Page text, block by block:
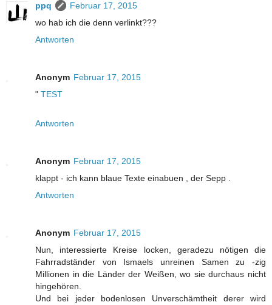
ppq
Februar 17, 2015
wo hab ich die denn verlinkt???
Antworten
Anonym Februar 17, 2015
" TEST
Antworten
Anonym Februar 17, 2015
klappt - ich kann blaue Texte einabuen , der Sepp .
Antworten
Anonym Februar 17, 2015
Nun, interessierte Kreise locken, geradezu nötigen die
Fahrradständer von Ismaels unreinen Samen zu -zig
Millionen in die Länder der Weißen, wo sie durchaus nicht
hingehören.
Und bei jeder bodenlosen Unverschämtheit derer wird